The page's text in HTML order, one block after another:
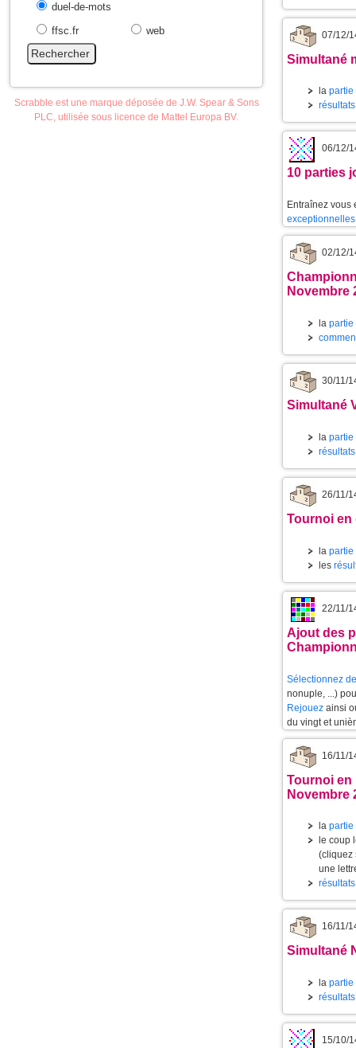
duel-de-mots
ffsc.fr
web
Scrabble est une marque déposée de J.W. Spear & Sons
PLC, utilisée sous licence de Mattel Europa BV.
07/12/
Simultané
la partie
06/12/
10 parties
Entraînez vous
exceptionnelles
02/12/
Novembre
la partie
30/11/
Simultané
la partie
26/11/
Tournoi en
la partie
les
22/11/
Ajout des
Sélectionnez
nonuple, ...)
Rejouez ainsi
du vingt et
16/11/
Tournoi en
Novembre
la partie
le coup
(cliquez
une
16/11/
Simultané
la partie
15/10/